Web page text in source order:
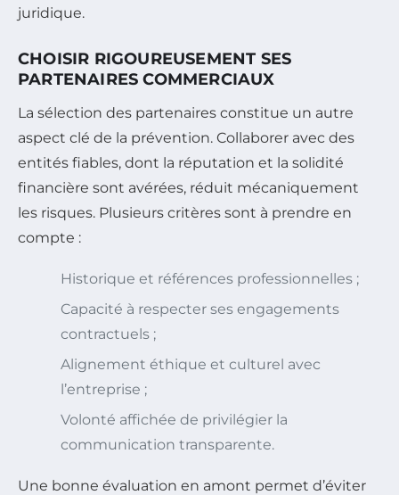
juridique.
CHOISIR RIGOUREUSEMENT SES
PARTENAIRES COMMERCIAUX
La sélection des partenaires constitue un autre
aspect clé de la prévention. Collaborer avec des
entités fiables, dont la réputation et la solidité
financière sont avérées, réduit mécaniquement
les risques. Plusieurs critères sont à prendre en
compte :
Historique et références professionnelles ;
Capacité à respecter ses engagements
contractuels ;
Alignement éthique et culturel avec
l’entreprise ;
Volonté affichée de privilégier la
communication transparente.
Une bonne évaluation en amont permet d’éviter